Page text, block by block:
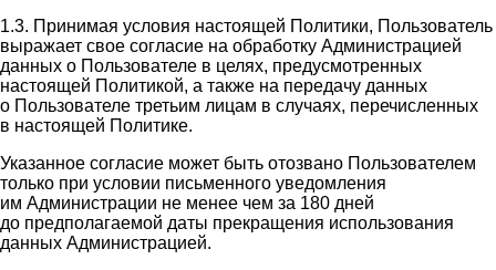
1.3. Принимая условия настоящей Политики, Пользователь
выражает свое согласие на обработку Администрацией
данных о Пользователе в целях, предусмотренных
настоящей Политикой, а также на передачу данных
о Пользователе третьим лицам в случаях, перечисленных
в настоящей Политике.
Указанное согласие может быть отозвано Пользователем
только при условии письменного уведомления
им Администрации не менее чем за 180 дней
до предполагаемой даты прекращения использования
данных Администрацией.